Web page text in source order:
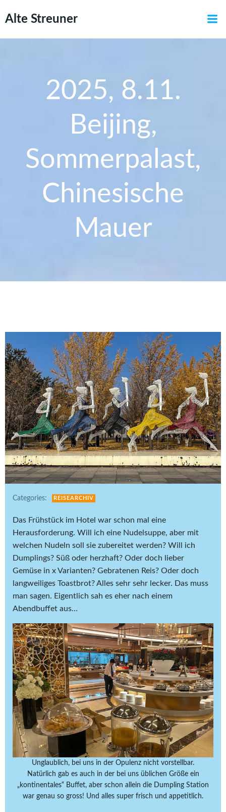
Alte Streuner
2025, 8.11.
Beijing,
Sommerpalast,
Chinesische
Mauer
Categories: REISEARCHIV
Das Frühstück im Hotel war schon mal eine
Herausforderung. Will ich eine Nudelsuppe, aber mit
welchen Nudeln soll sie zubereitet werden? Will ich
Dumplings? Süß oder herzhaft? Oder doch lieber
Gemüse in x Varianten? Gebratenen Reis? Oder doch
langweiliges Toastbrot? Alles sehr sehr lecker. Das muss
man sagen. Eigentlich sah es eher nach einem
Abendbuffet aus…
Unglaublich, bei uns in der Opulenz nicht vorstellbar.
Natürlich gab es auch in der bei uns üblichen Größe ein
„kontinentales“ Buffet, aber schon allein die Dumpling Station
war genau so gross! Und alles super frisch und appetitlich.